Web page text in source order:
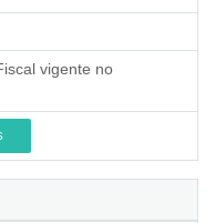
vigente no